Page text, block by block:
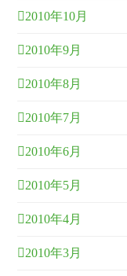
2010年10月
2010年9月
2010年8月
2010年7月
2010年6月
2010年5月
2010年4月
2010年3月